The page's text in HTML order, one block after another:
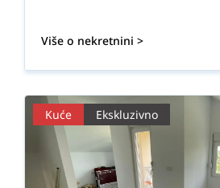
Više o nekretnini >
Kuće Ekskluzivno